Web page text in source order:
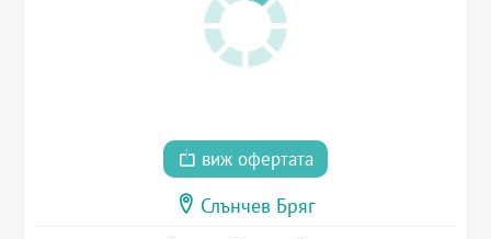
виж офертата
Слънчев Бряг